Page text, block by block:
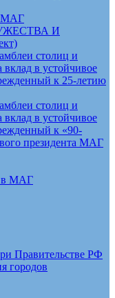
МАГ
И
столиц и
в устойчивое
к 25-летию
столиц и
в устойчивое
к «90-
президента МАГ
в МАГ
Правительстве РФ
городов